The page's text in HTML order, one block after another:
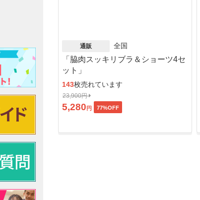
通販 全国
「脇肉スッキリブラ＆ショーツ4セ
ット」
143枚売れています
23,900円
5,280 円 77%OFF